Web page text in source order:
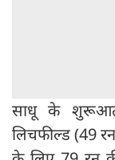
साधू के
लिचफील्ड (49